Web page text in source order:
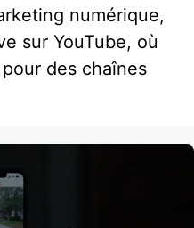
numérique,
sur YouTube, où
des chaînes